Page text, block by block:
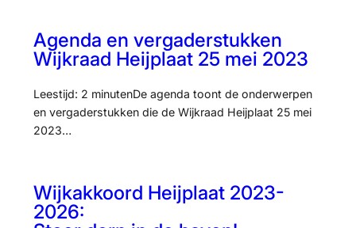
Agenda en vergaderstukken
Wijkraad Heijplaat 25 mei 2023
Leestijd: 2 minutenDe agenda toont de onderwerpen
en vergaderstukken die de Wijkraad Heijplaat 25 mei
2023…
Wijkakkoord Heijplaat 2023-
2026: